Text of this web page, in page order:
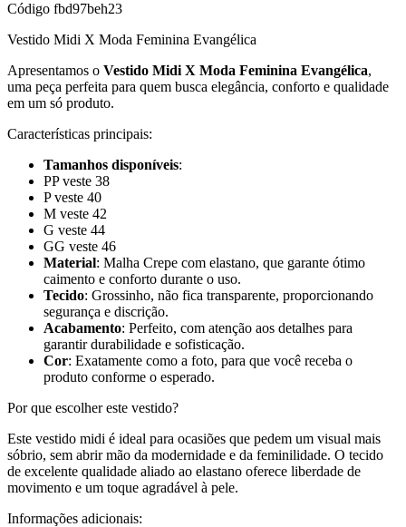
Código fbd97beh23
Vestido Midi X Moda Feminina Evangélica
Apresentamos o Vestido Midi X Moda Feminina Evangélica,
uma peça perfeita para quem busca elegância, conforto e qualidade
em um só produto.
Características principais:
Tamanhos disponíveis:
PP veste 38
P veste 40
M veste 42
G veste 44
GG veste 46
Material: Malha Crepe com elastano, que garante ótimo
caimento e conforto durante o uso.
Tecido: Grossinho, não fica transparente, proporcionando
segurança e discrição.
Acabamento: Perfeito, com atenção aos detalhes para
garantir durabilidade e sofisticação.
Cor: Exatamente como a foto, para que você receba o
produto conforme o esperado.
Por que escolher este vestido?
Este vestido midi é ideal para ocasiões que pedem um visual mais
sóbrio, sem abrir mão da modernidade e da feminilidade. O tecido
de excelente qualidade aliado ao elastano oferece liberdade de
movimento e um toque agradável à pele.
Informações adicionais: